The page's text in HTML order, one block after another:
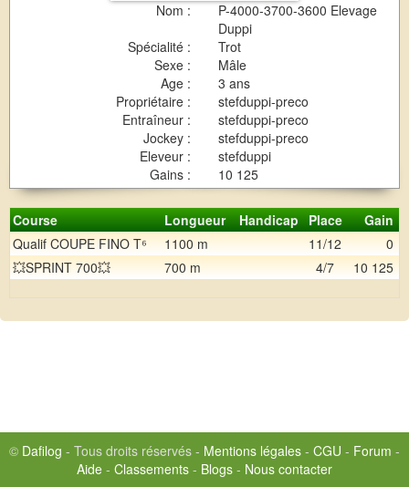
Nom :
P-4000-3700-3600 Elevage
Duppi
Spécialité :
Trot
Sexe :
Mâle
Age :
3 ans
Propriétaire :
stefduppi-preco
Entraîneur :
stefduppi-preco
Jockey :
stefduppi-preco
Eleveur :
stefduppi
Gains :
10 125
Course Longueur Handicap Place
Gain
Qualif COUPE FINO T⁶
1100 m 11/12 0
💥SPRINT 700💥
700 m 4/7 10 125
© Dafilog - Tous droits réservés - Mentions légales - CGU - Forum -
Aide - Classements - Blogs - Nous contacter